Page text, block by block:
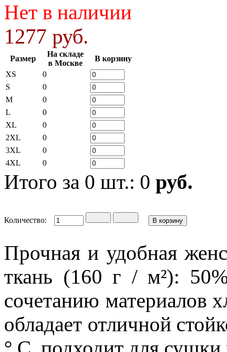
Нет в наличии
1277 руб.
Размер
На складе
в Москве
В корзину
XS
0
S
0
M
0
L
0
XL
0
2XL
0
3XL
0
4XL
0
Итого за 0 шт.: 0 руб.
Количество:
Прочная и удобная
ткань (160 г / м²):
сочетанию материалов
обладает отличной